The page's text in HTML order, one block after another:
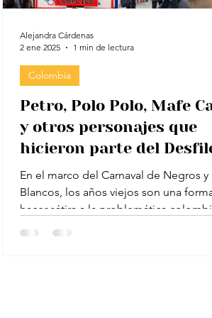
Petro, Polo Polo, Mafe
y otros personajes que
hicieron parte del Desfile
años viejos en Pasto
En el marco del Carnaval de Negros y
Blancos, los años viejos son una
hacer sátira a la problemática
varios...
Colombia
Alejandra Cárdenas
2 ene 2025
1 min de lectura